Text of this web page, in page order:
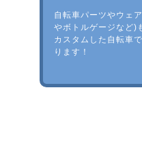
自転車パーツやウェ
やボトルゲージなど)
カスタムした自転車
ります！